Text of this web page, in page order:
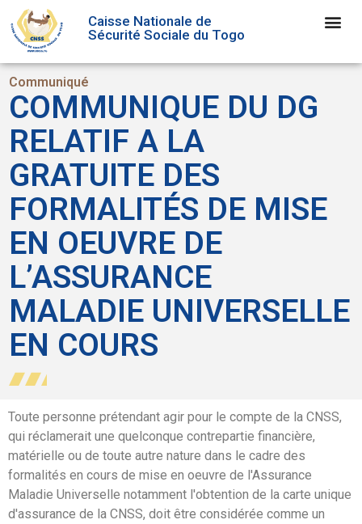
Caisse Nationale de
Sécurité Sociale du Togo
Communiqué
COMMUNIQUE DU DG
RELATIF A LA
GRATUITE DES
FORMALITÉS DE MISE
EN OEUVRE DE
L’ASSURANCE
MALADIE UNIVERSELLE
EN COURS
Toute personne prétendant agir pour le compte de la CNSS,
qui réclamerait une quelconque contrepartie financière,
matérielle ou de toute autre nature dans le cadre des
formalités en cours de mise en oeuvre de l'Assurance
Maladie Universelle notamment l'obtention de la carte unique
d'assurance de la CNSS, doit être considérée comme un